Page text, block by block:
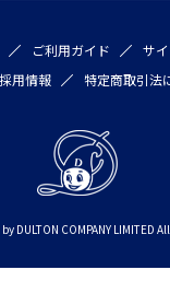
ご利用ガイド
サ
採用情報 特定商取引法
DULTON COMPANY LIMITED